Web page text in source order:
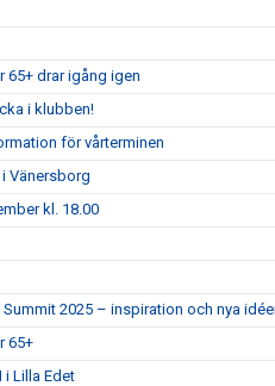
65+ drar igång igen
i klubben!
för vårterminen
Vänersborg
kl. 18.00
Summit 2025 – inspiration och nya
65+
i Lilla Edet